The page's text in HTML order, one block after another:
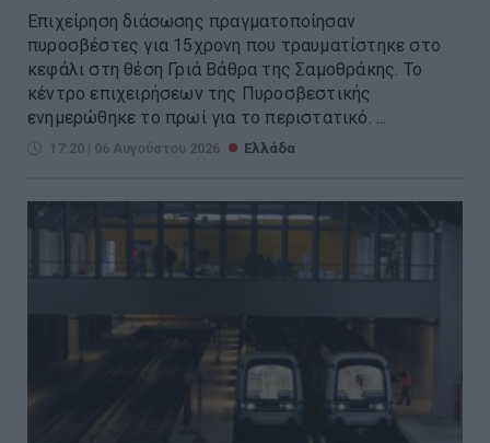
Επιχείρηση διάσωσης πραγματοποίησαν
πυροσβέστες για 15χρονη που τραυματίστηκε στο
κεφάλι στη θέση Γριά Βάθρα της Σαμοθράκης. Το
κέντρο επιχειρήσεων της Πυροσβεστικής
ενημερώθηκε το πρωί για το περιστατικό. ...
17:20 | 06 Αυγούστου 2026 Ελλάδα